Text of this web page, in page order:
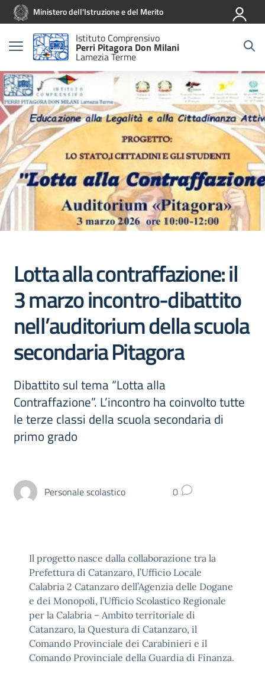
Vai ai contenuti
Vai al menu di navigazione
Vai al footerMinistero dell'Istruzione e del Merito
Istituto Comprensivo
Perri Pitagora Don Milani
Lamezia Terme
Lotta alla contraffazione: il
3 marzo incontro-dibattito
nell’auditorium della scuola
secondaria Pitagora
Dibattito sul tema “Lotta alla
Contraffazione”. L’incontro ha coinvolto tutte
le terze classi della scuola secondaria di
primo grado
Personale scolastico 0
Il progetto nasce dalla collaborazione tra la
Prefettura di Catanzaro, l’Ufficio Locale
Calabria 2 Catanzaro dell’Agenzia delle Dogane
e dei Monopoli, l’Ufficio Scolastico Regionale
per la Calabria – Ambito territoriale di
Catanzaro, la Questura di Catanzaro, il
Comando Provinciale dei Carabinieri e il
Comando Provinciale della Guardia di Finanza.